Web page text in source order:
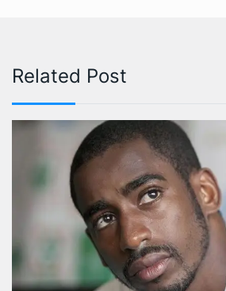
Related Post